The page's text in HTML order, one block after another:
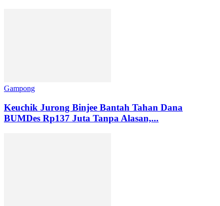
Gampong
Keuchik Jurong Binjee Bantah Tahan Dana
BUMDes Rp137 Juta Tanpa Alasan,...